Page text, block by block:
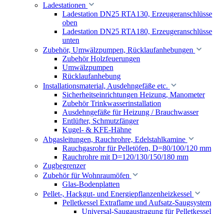
Ladestationen
Ladestation DN25 RTA130, Erzeugeranschlüsse
oben
Ladestation DN25 RTA180, Erzeugeranschlüsse
unten
Zubehör, Umwälzpumpen, Rücklaufanhebungen
Zubehör Holzfeuerungen
Umwälzpumpen
Rücklaufanhebung
Installationsmaterial, Ausdehngefäße etc.
Sicherheitseinrichtungen Heizung, Manometer
Zubehör Trinkwasserinstallation
Ausdehngefäße für Heizung / Brauchwasser
Entlüfter, Schmutzfänger
Kugel- & KFE-Hähne
Abgasleitungen, Rauchrohre, Edelstahlkamine
Rauchgasrohr für Pelletöfen, D=80/100/120 mm
Rauchrohre mit D=120/130/150/180 mm
Zugbegrenzer
Zubehör für Wohnraumöfen
Glas-Bodenplatten
Pellet-, Hackgut- und Energiepflanzenheizkessel
Pelletkessel Extraflame und Aufsatz-Saugsystem
Universal-Saugaustragung für Pelletkessel